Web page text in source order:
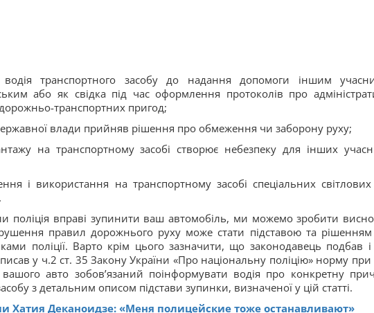
транспортного засобу до надання допомоги іншим
або як свідка під час оформлення протоколів про
транспортних пригод;
влади прийняв рішення про обмеження чи заборону руху;
на транспортному засобі створює небезпеку для інших
і використання на транспортному засобі спеціальних
поліція вправі зупинити ваш автомобіль, ми можемо зробити
правил дорожнього руху може стати підставою та
поліції. Варто крім цього зазначити, що законодавець подбав
у ч.2 ст. 35 Закону України «Про національну поліцію» норму при
вашого авто зобов’язаний поінформувати водія про конкретну
з детальним описом підстави зупинки, визначеної у цій статті.
Хатия Деканоидзе: «Меня полицейские тоже останавливают»